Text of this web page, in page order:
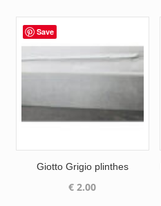
à
€ 38.50
Save
Giotto Grigio plinthes
€ 2.00